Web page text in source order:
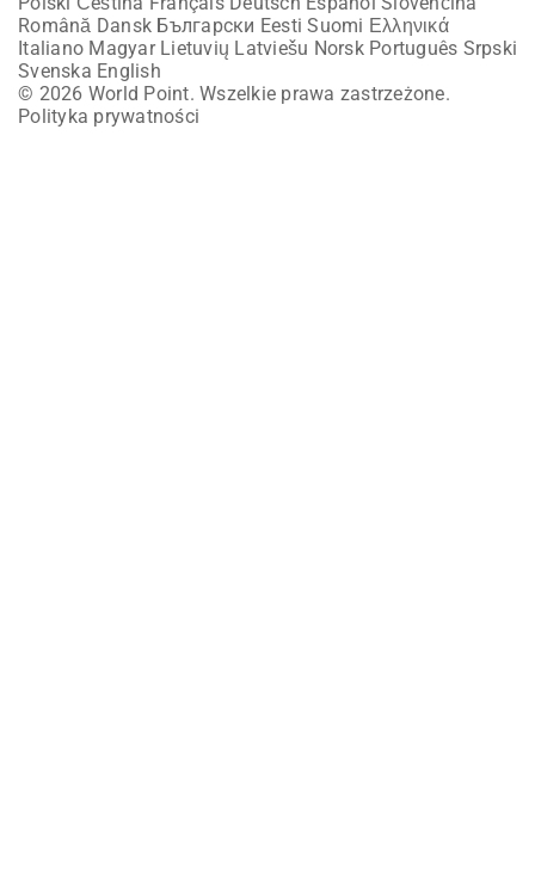
Română Dansk Български Eesti Suomi Ελληνικά
Italiano Magyar Lietuvių Latviešu Norsk Português Srpski
Svenska English
© 2026 World Point. Wszelkie prawa zastrzeżone.
Polityka prywatności